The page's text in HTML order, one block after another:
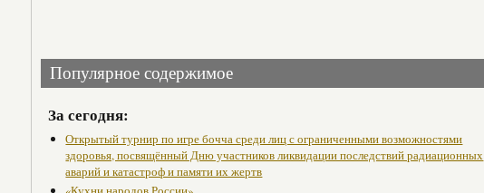
Популярное содержимое
За сегодня:
Открытый турнир по игре бочча среди лиц с ограниченными возможностями
здоровья, посвящённый Дню участников ликвидации последствий радиационных
аварий и катастроф и памяти их жертв